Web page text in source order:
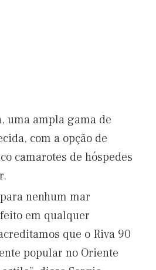
uma ampla gama de
com a opção de
camarotes de hóspedes
nenhum mar
em qualquer
que o Riva 90
popular no Oriente